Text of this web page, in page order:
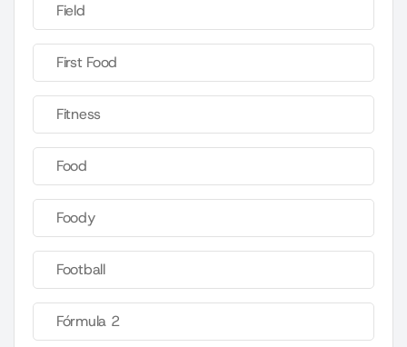
Field
First Food
Fitness
Food
Foody
Football
Fórmula 2